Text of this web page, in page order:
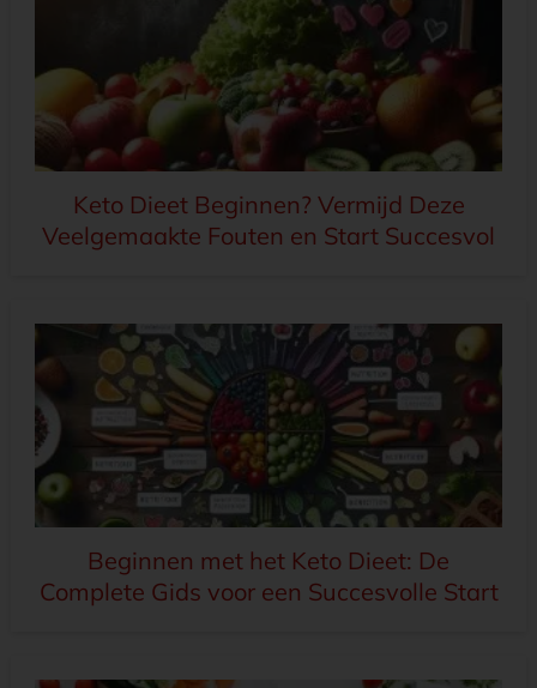
Keto Dieet Beginnen? Vermijd Deze
Veelgemaakte Fouten en Start Succesvol
Beginnen met het Keto Dieet: De
Complete Gids voor een Succesvolle Start